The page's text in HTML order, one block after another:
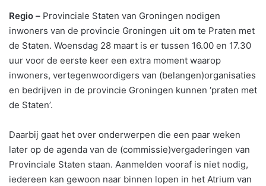
Regio – Provinciale Staten van Groningen nodigen
inwoners van de provincie Groningen uit om te Praten met
de Staten. Woensdag 28 maart is er tussen 16.00 en 17.30
uur voor de eerste keer een extra moment waarop
inwoners, vertegenwoordigers van (belangen)organisaties
en bedrijven in de provincie Groningen kunnen ‘praten met
de Staten’.
Daarbij gaat het over onderwerpen die een paar weken
later op de agenda van de (commissie)vergaderingen van
Provinciale Staten staan. Aanmelden vooraf is niet nodig,
iedereen kan gewoon naar binnen lopen in het Atrium van